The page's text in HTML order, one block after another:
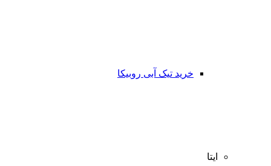
خرید تیک آبی روبیکا
ایتا